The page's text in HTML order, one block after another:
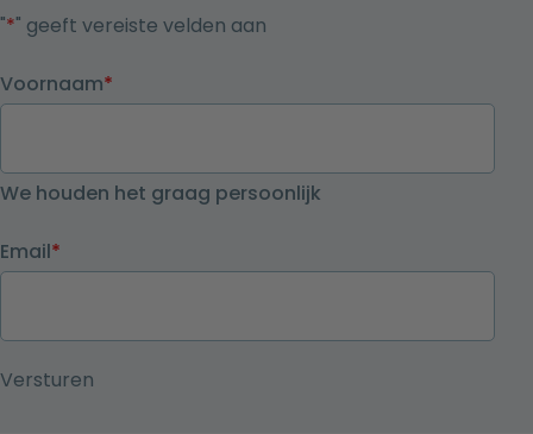
"*" geeft vereiste velden aan
Voornaam*
We houden het graag persoonlijk
Email*